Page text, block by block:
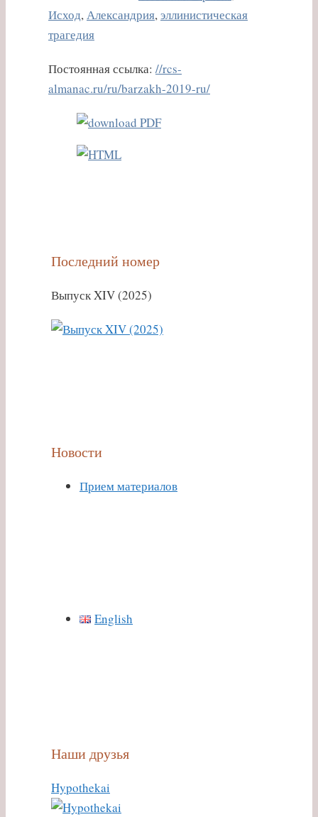
Исход, Александрия, эллинистическая
трагедия
Постоянная ссылка: //rcs-
almanac.ru/ru/barzakh-2019-ru/
Последний номер
Выпуск XIV (2025)
Новости
Прием материалов
English
Наши друзья
Hypothekai